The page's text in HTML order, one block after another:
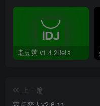
老豆荚 v1.4.2Beta
上一篇